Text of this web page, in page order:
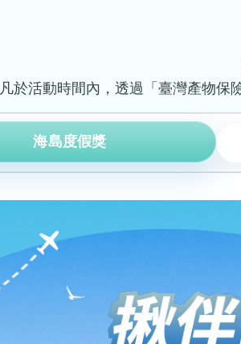
凡於活動時間內，透過「臺灣產物保
海島度假獎